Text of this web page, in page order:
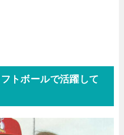
トボールで活躍して